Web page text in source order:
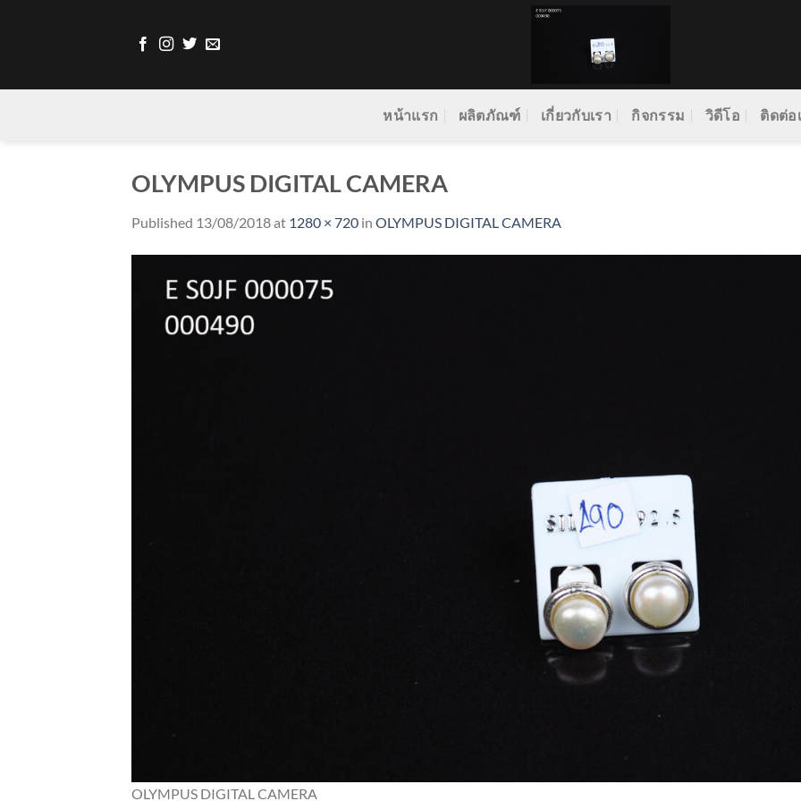
หน้าแรก ผลิตภัณฑ์ เกี่ยวกับเรา กิจกรรม วิดีโอ ติดต่อ
OLYMPUS DIGITAL CAMERA
Published 13/08/2018at 1280 × 720 in OLYMPUS DIGITAL CAMERA
OLYMPUS DIGITAL CAMERA